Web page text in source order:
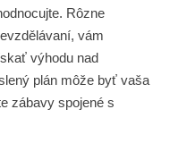
Rôzne
vám
výhodu nad
plán môže byť vaša
zábavy spojené s